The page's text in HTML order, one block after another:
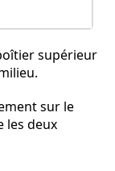
supérieur
sur le
les deux